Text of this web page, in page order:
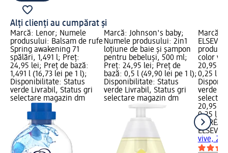
Alți clienți au cumpărat și
Marcă: Lenor; Numele
produsului: Balsam de rufe
Spring awakening 71
spălări, 1,491 l; Preț:
24,95 lei; Preț de bază:
1,491 l (16,73 lei pe 1 l);
Disponibilitate: Status
verde Livrabil, Status gri
selectare magazin dm
Marcă: Johnson's baby;
Numele produsului: 2in1
loțiune de baie și șampon
pentru bebeluși, 500 ml;
Preț: 24,95 lei; Preț de
bază: 0,5 l (49,90 lei pe 1 l);
Disponibilitate: Status
verde Livrabil, Status gri
selectare magazin dm
Marcă:
color
20,95
0,25 l
verde
20,95 lei
0,25 l
ELSEVE
vive,